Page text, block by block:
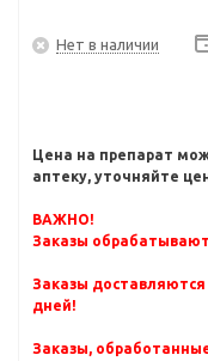
Нет в наличии
Цена на препарат
аптеку, уточняйте
ВАЖНО!
Заказы
Заказы
дней!
Заказы,